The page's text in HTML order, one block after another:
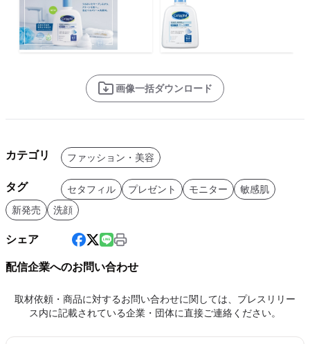
画像一括ダウンロード
カテゴリ ファッション・美容
タグ セタフィル プレゼント モニター
敏感肌
新発売
洗顔
シェア
配信企業へのお問い合わせ
取材依頼・商品に対するお問い合わせに関しては、プレスリリー
ス内に記載されている企業・団体に直接ご連絡ください。